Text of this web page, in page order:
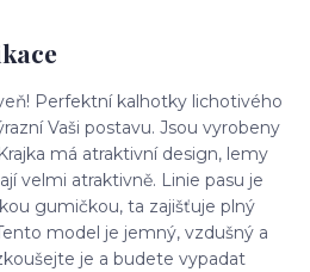
Perfektní kalhotky lichotivého
Vaši postavu. Jsou vyrobeny
má atraktivní design, lemy
velmi atraktivně. Linie pasu je
gumičkou, ta zajišťuje plný
model je jemný, vzdušný a
je a budete vypadat